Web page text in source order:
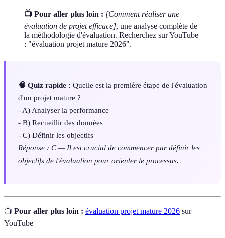
📺 Pour aller plus loin : [Comment réaliser une
évaluation de projet efficace], une analyse complète de
la méthodologie d'évaluation. Recherchez sur YouTube
: "évaluation projet mature 2026".
🧠 Quiz rapide : Quelle est la première étape de l'évaluation
d'un projet mature ?
- A) Analyser la performance
- B) Recueillir des données
- C) Définir les objectifs
Réponse : C — Il est crucial de commencer par définir les
objectifs de l'évaluation pour orienter le processus.
📺 Pour aller plus loin : évaluation projet mature 2026 sur
YouTube